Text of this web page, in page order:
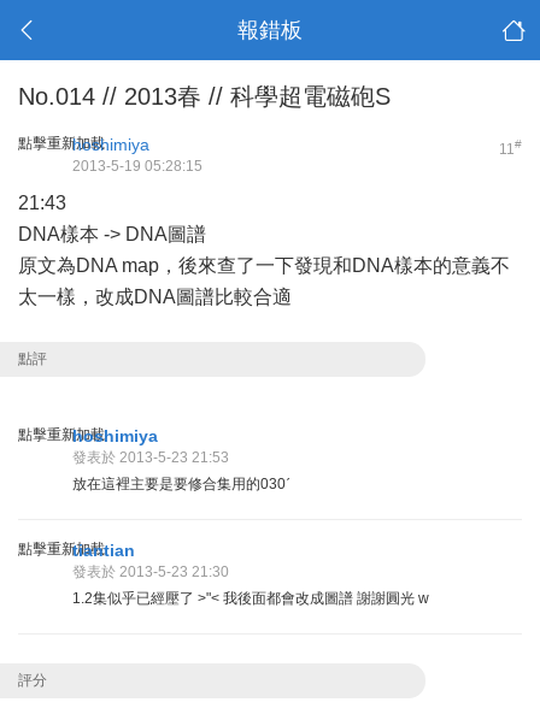
報錯板
No.014 // 2013春 // 科學超電磁砲S
點擊重新加載 11#
hoshimiya
2013-5-19 05:28:15
21:43
DNA樣本 -> DNA圖譜
原文為DNA map，後來查了一下發現和DNA樣本的意義不
太一樣，改成DNA圖譜比較合適
點評
點擊重新加載hoshimiya
發表於 2013-5-23 21:53
放在這裡主要是要修合集用的030ˊ
點擊重新加載tiantian
發表於 2013-5-23 21:30
1.2集似乎已經壓了 >"< 我後面都會改成圖譜 謝謝圓光 w
評分